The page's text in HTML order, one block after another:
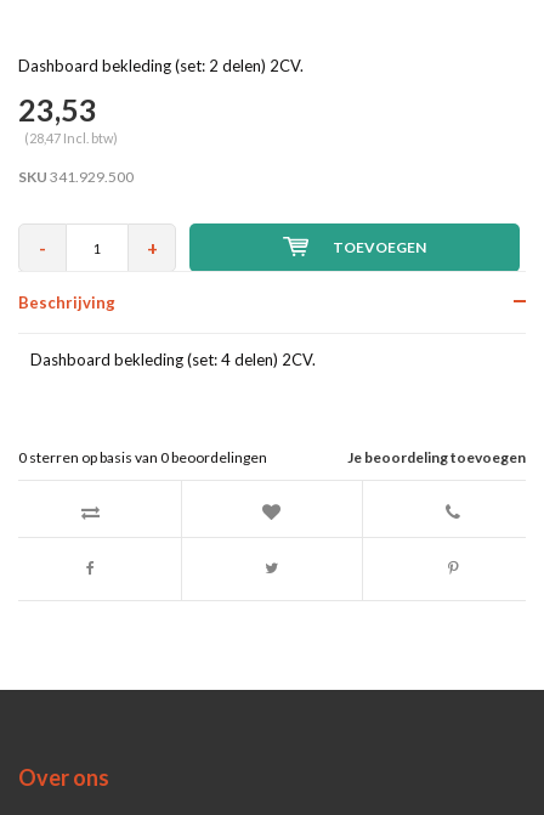
Dashboard bekleding (set: 2 delen) 2CV.
23,53
(28,47 Incl. btw)
SKU 341.929.500
- + TOEVOEGEN
Beschrijving
Dashboard bekleding (set: 4 delen) 2CV.
Je beoordeling toevoegen
0 sterren op basis van 0beoordelingen
Over ons